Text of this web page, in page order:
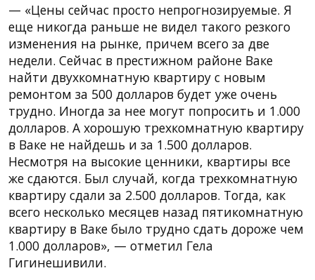
— «Цены сейчас просто непрогнозируемые. Я
еще никогда раньше не видел такого резкого
изменения на рынке, причем всего за две
недели. Сейчас в престижном районе Ваке
найти двухкомнатную квартиру с новым
ремонтом за 500 долларов будет уже очень
трудно. Иногда за нее могут попросить и 1.000
долларов. А хорошую трехкомнатную квартиру
в Ваке не найдешь и за 1.500 долларов.
Несмотря на высокие ценники, квартиры все
же сдаются. Был случай, когда трехкомнатную
квартиру сдали за 2.500 долларов. Тогда, как
всего несколько месяцев назад пятикомнатную
квартиру в Ваке было трудно сдать дороже чем
1.000 долларов», — отметил Гела
Гигинешивили.